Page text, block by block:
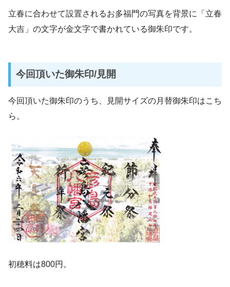
立春に合わせて設置されるお多福門の写真を背景に「立春
大吉」の文字が金文字で書かれている御朱印です。
今回頂いた御朱印/見開
今回頂いた御朱印のうち、見開サイズの月替御朱印はこち
ら。
初穂料は800円。